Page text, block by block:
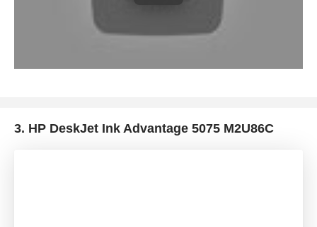
3. HP DeskJet Ink Advantage 5075 M2U86C